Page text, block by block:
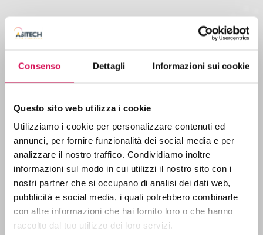
Consenso Dettagli Informazioni sui cookie
Questo sito web utilizza i cookie
Utilizziamo i cookie per personalizzare contenuti ed
annunci, per fornire funzionalità dei social media e per
analizzare il nostro traffico. Condividiamo inoltre
informazioni sul modo in cui utilizzi il nostro sito con i
nostri partner che si occupano di analisi dei dati web,
pubblicità e social media, i quali potrebbero combinarle
con altre informazioni che hai fornito loro o che hanno
raccolto dal tuo utilizzo dei loro servizi.
Le nostre macchine non si trovano sul mercato.
Sono progettate e realizzate su misura per
soddisfare le esigenze specifiche dei clienti.